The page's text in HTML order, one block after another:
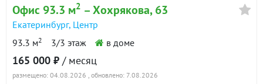
Офис 93.3 м2 – Хохрякова, 63
Екатеринбург, Центр
93.3 м2 3/3 этаж в доме
165 000 ₽ / месяц
размещено: 04.08.2026 , обновлено: 7.08.2026